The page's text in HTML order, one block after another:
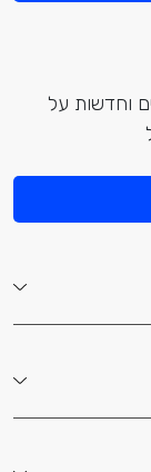
וחדשות על